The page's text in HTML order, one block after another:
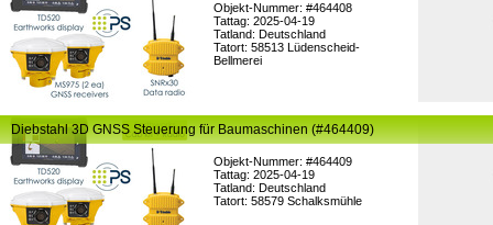
Objekt-Nummer: #464408
Tattag: 2025-04-19
Tatland: Deutschland
Tatort: 58513 Lüdenscheid-
Bellmerei
Objekt-Nummer: #464409
Tattag: 2025-04-19
Tatland: Deutschland
Tatort: 58579 Schalksmühle
Diebstahl 3D GNSS Steuerung für Baumaschinen (#464409)